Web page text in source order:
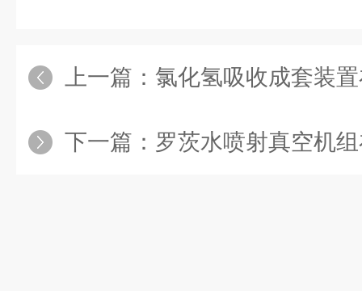
上一篇： 氯化氢吸收成套装置在操
下一篇： 罗茨水喷射真空机组在实